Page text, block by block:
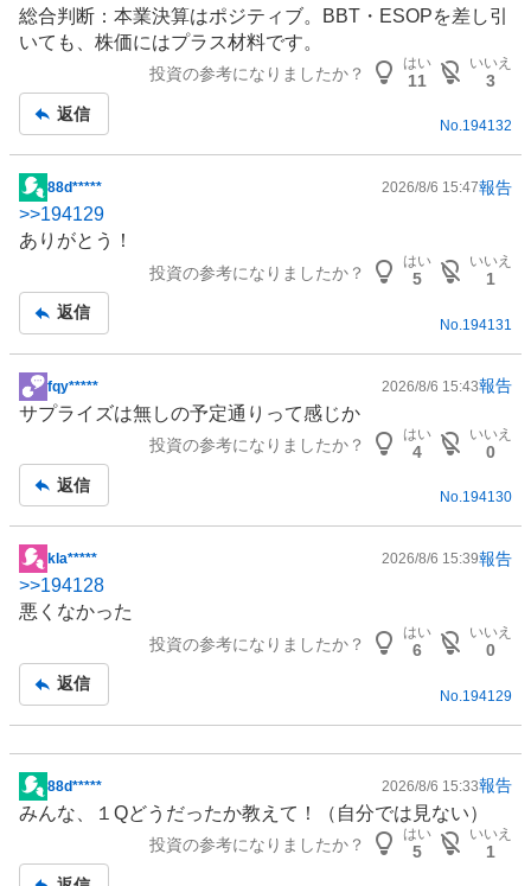
総合判断：本業決算はポジティブ。BBT・ESOPを差し引
いても、株価にはプラス材料です。
投資の参考になりましたか？
はい
11
いいえ
3
返信
No.194132
掲
示
板
88d***** 2026/8/6 15:47報告
>>194129
ありがとう！
投資の参考になりましたか？
はい
5
いいえ
1
返信
No. 194131
掲
示
事
fqy***** 2026/8/6 15:43報告
サプライズは無しの予定通りって感じか
投資の参考になりましたか？
はい
4
いいえ
0
返信
No.194130
掲
示
板
kla***** 2026/8/6 15:39報告
>>194128
悪くなかった
投資の参考になりましたか？
はい
6
いいえ
0
返信
No. 194129
掲
示
88d***** 2026/8/6 15:33報告
みんな、１Qどうだったか教えて！（自分では見ない）
投資の参考になりましたか？
はい
5
いいえ
1